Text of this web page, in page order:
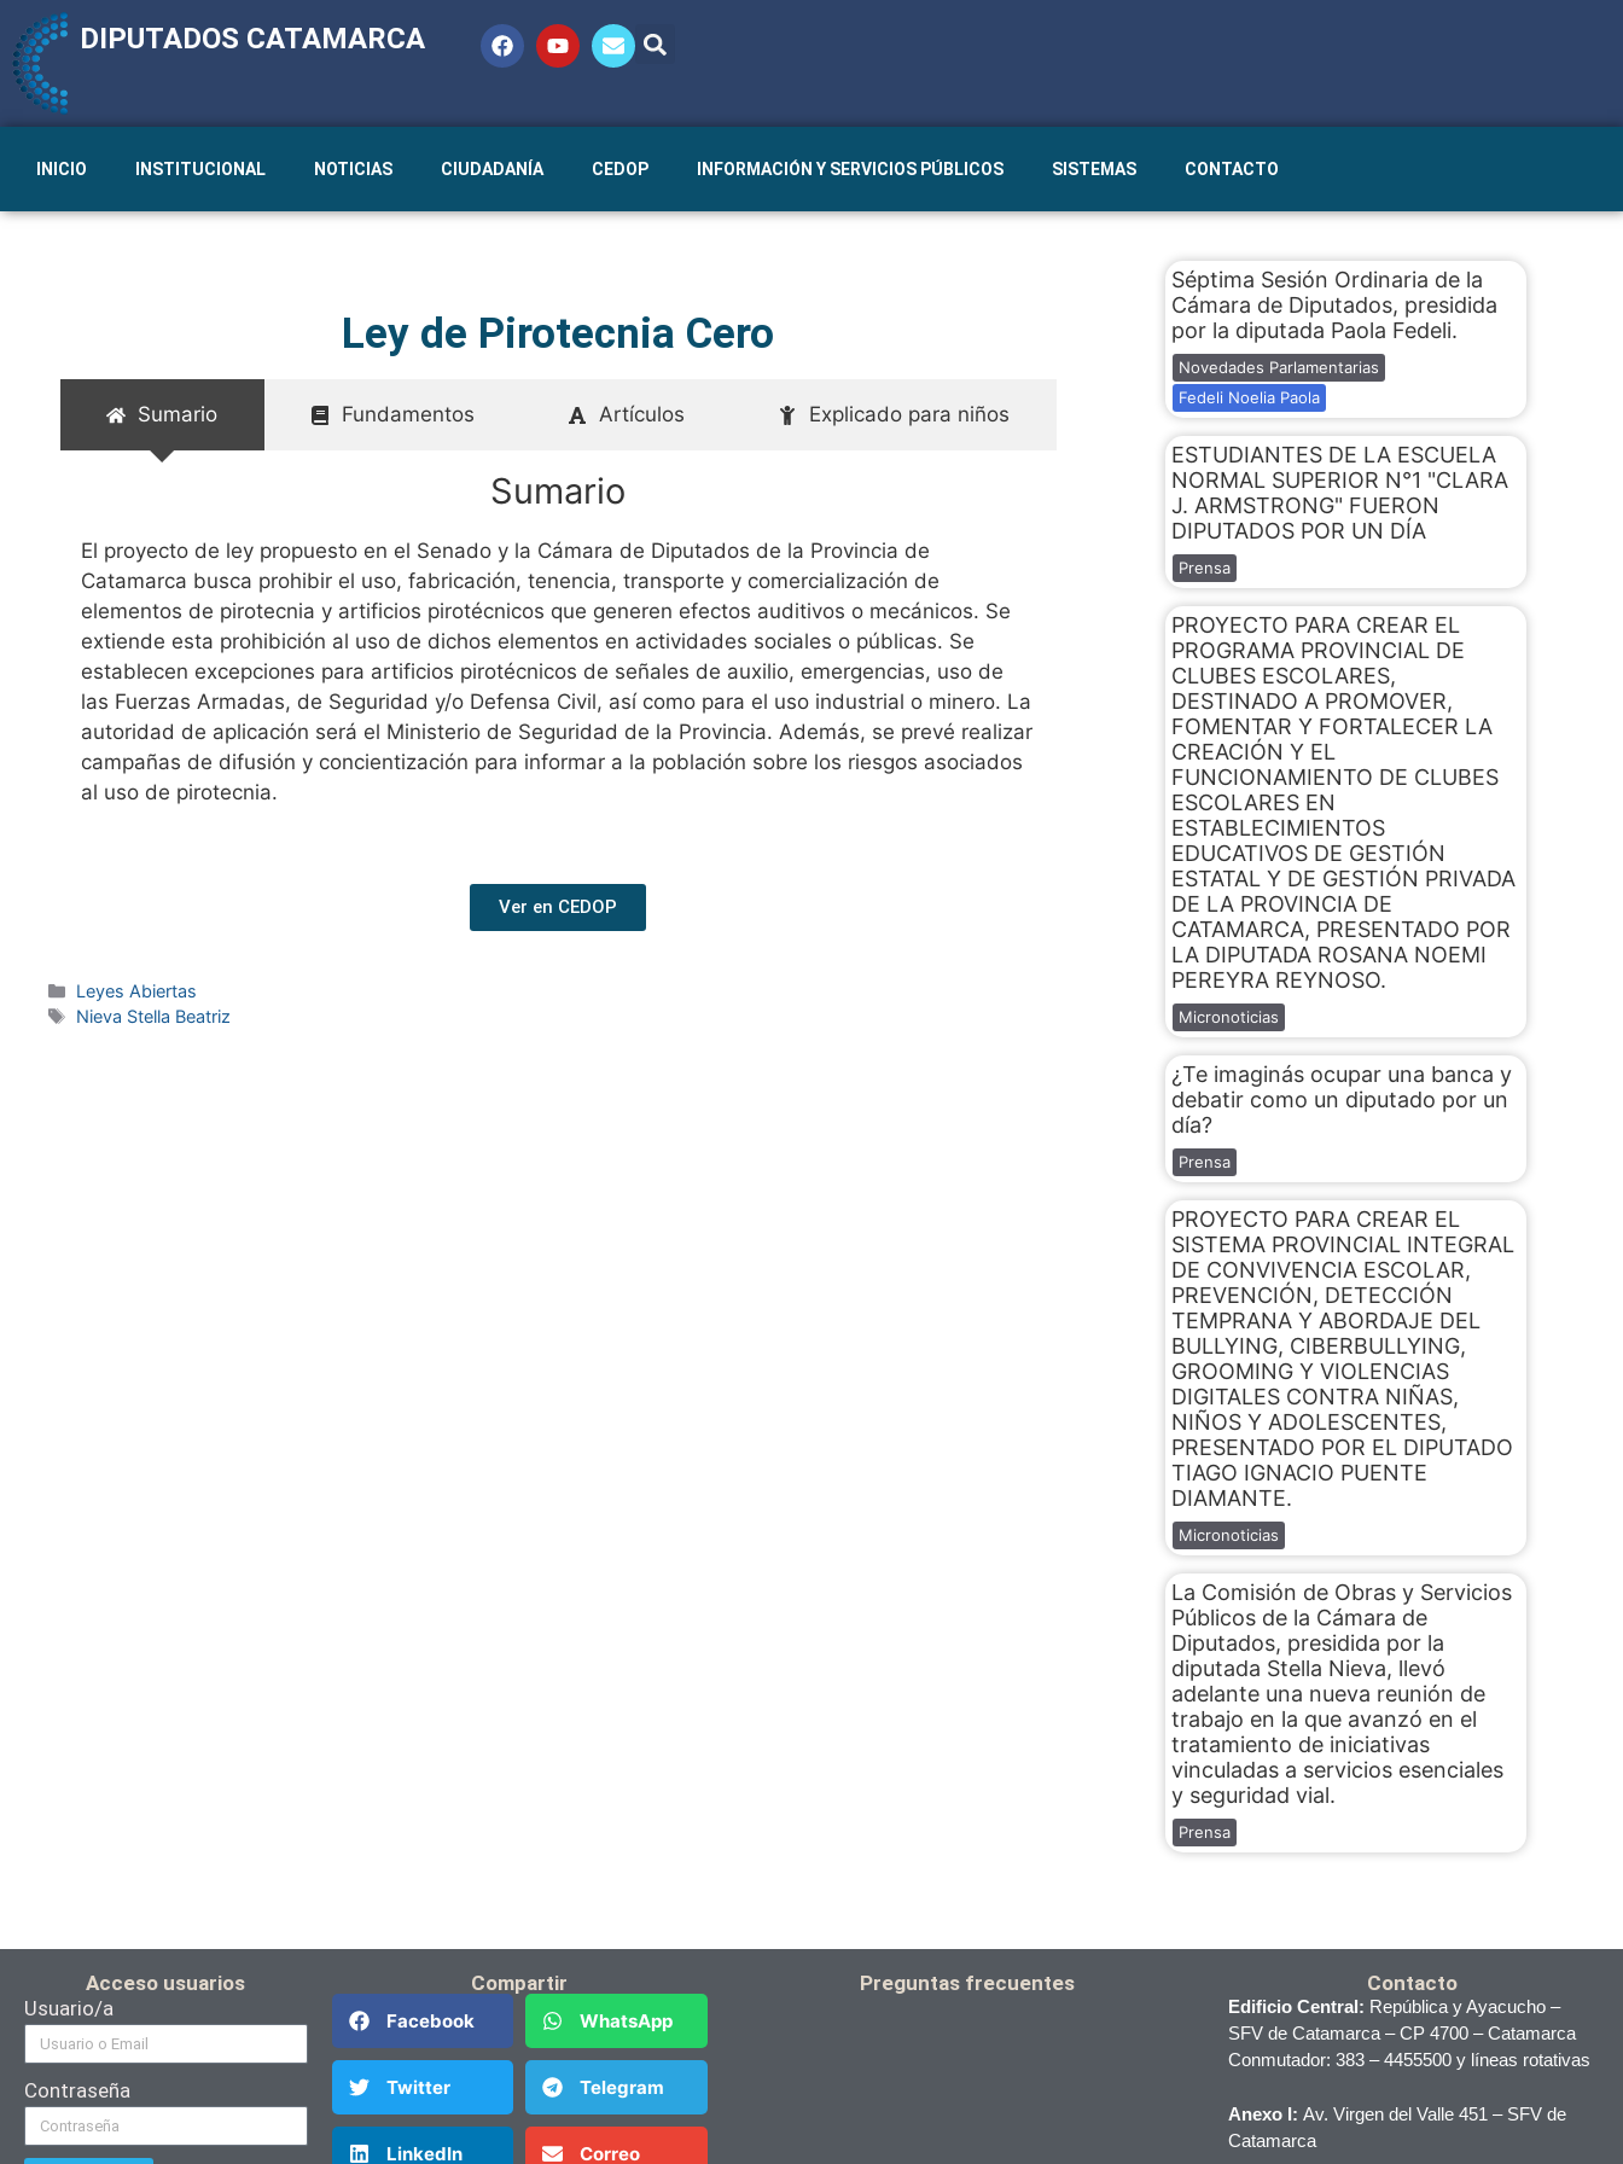
DIPUTADOS CATAMARCA
INICIO INSTITUCIONAL NOTICIAS CIUDADANÍA CEDOP INFORMACIÓN Y SERVICIOS PÚBLICOS SISTEMAS CONTACTO
Ley de Pirotecnia Cero
Sumario Fundamentos Artículos Explicado para niños
Sumario
El proyecto de ley propuesto en el Senado y la Cámara de Diputados de la Provincia de
Catamarca busca prohibir el uso, fabricación, tenencia, transporte y comercialización de
elementos de pirotecnia y artificios pirotécnicos que generen efectos auditivos o mecánicos. Se
extiende esta prohibición al uso de dichos elementos en actividades sociales o públicas. Se
establecen excepciones para artificios pirotécnicos de señales de auxilio, emergencias, uso de
las Fuerzas Armadas, de Seguridad y/o Defensa Civil, así como para el uso industrial o minero. La
autoridad de aplicación será el Ministerio de Seguridad de la Provincia. Además, se prevé realizar
campañas de difusión y concientización para informar a la población sobre los riesgos asociados
al uso de pirotecnia.
Ver en CEDOP
Leyes Abiertas
Nieva Stella Beatriz
Séptima Sesión Ordinaria de la
Cámara de Diputados, presidida
por la diputada Paola Fedeli.
Novedades Parlamentarias
Fedeli Noelia Paola
ESTUDIANTES DE LA ESCUELA
NORMAL SUPERIOR N°1 "CLARA
J. ARMSTRONG" FUERON
DIPUTADOS POR UN DÍA
Prensa
PROYECTO PARA CREAR EL
PROGRAMA PROVINCIAL DE
CLUBES ESCOLARES,
DESTINADO A PROMOVER,
FOMENTAR Y FORTALECER LA
CREACIÓN Y EL
FUNCIONAMIENTO DE CLUBES
ESCOLARES EN
ESTABLECIMIENTOS
EDUCATIVOS DE GESTIÓN
ESTATAL Y DE GESTIÓN PRIVADA
DE LA PROVINCIA DE
CATAMARCA, PRESENTADO POR
LA DIPUTADA ROSANA NOEMI
PEREYRA REYNOSO.
Micronoticias
¿Te imaginás ocupar una banca y
debatir como un diputado por un
día?
Prensa
PROYECTO PARA CREAR EL
SISTEMA PROVINCIAL INTEGRAL
DE CONVIVENCIA ESCOLAR,
PREVENCIÓN, DETECCIÓN
TEMPRANA Y ABORDAJE DEL
BULLYING, CIBERBULLYING,
GROOMING Y VIOLENCIAS
DIGITALES CONTRA NIÑAS,
NIÑOS Y ADOLESCENTES,
PRESENTADO POR EL DIPUTADO
TIAGO IGNACIO PUENTE
DIAMANTE.
Micronoticias
La Comisión de Obras y Servicios
Públicos de la Cámara de
Diputados, presidida por la
diputada Stella Nieva, llevó
adelante una nueva reunión de
trabajo en la que avanzó en el
tratamiento de iniciativas
vinculadas a servicios esenciales
y seguridad vial.
Prensa
Acceso usuarios
Usuario/a
Contraseña
Compartir
Facebook WhatsApp
Twitter Telegram
LinkedIn Correo
Preguntas frecuentes Contacto
Edificio Central: República y Ayacucho –
SFV de Catamarca – CP 4700 – Catamarca
Conmutador: 383 – 4455500 y líneas rotativas
Anexo I: Av. Virgen del Valle 451 – SFV de
Catamarca